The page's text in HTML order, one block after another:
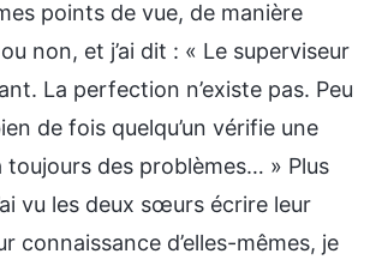
points de vue, de manière
non, et j’ai dit : « Le superviseur
La perfection n’existe pas. Peu
de fois quelqu’un vérifie une
toujours des problèmes… » Plus
vu les deux sœurs écrire leur
connaissance d’elles-mêmes, je